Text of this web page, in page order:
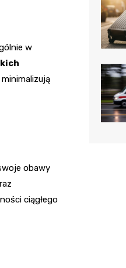
w
obawy
ciągłego